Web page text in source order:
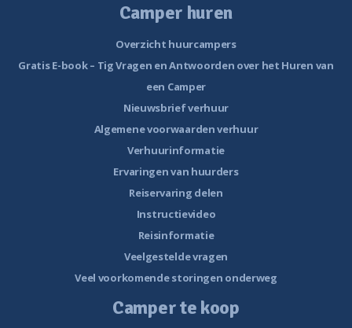
Camper huren
Overzicht huurcampers
Gratis E-book – Tig Vragen en Antwoorden over het Huren van
een Camper
Nieuwsbrief verhuur
Algemene voorwaarden verhuur
Verhuurinformatie
Ervaringen van huurders
Reiservaring delen
Instructievideo
Reisinformatie
Veelgestelde vragen
Veel voorkomende storingen onderweg
Camper te koop